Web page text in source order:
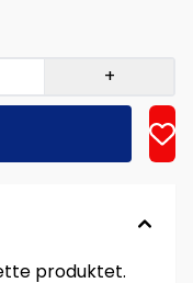
+
produktet.